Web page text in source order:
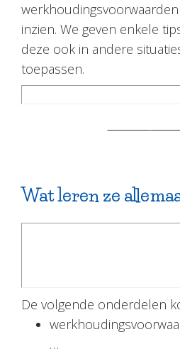
inzien. We geven enkele
deze ook in andere
toepassen.
Wat leren ze
De volgende onderdelen
…